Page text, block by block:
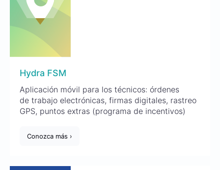
Hydra FSM
Aplicación móvil para los técnicos: órdenes
de trabajo electrónicas, firmas digitales, rastreo
GPS, puntos extras (programa de incentivos)
Conozca más ›